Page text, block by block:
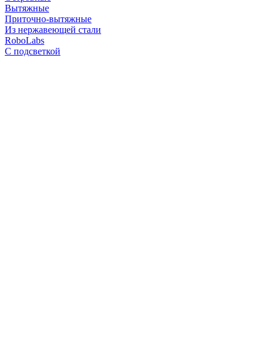
Вытяжные
Приточно-вытяжные
Из нержавеющей стали
RoboLabs
С подсветкой